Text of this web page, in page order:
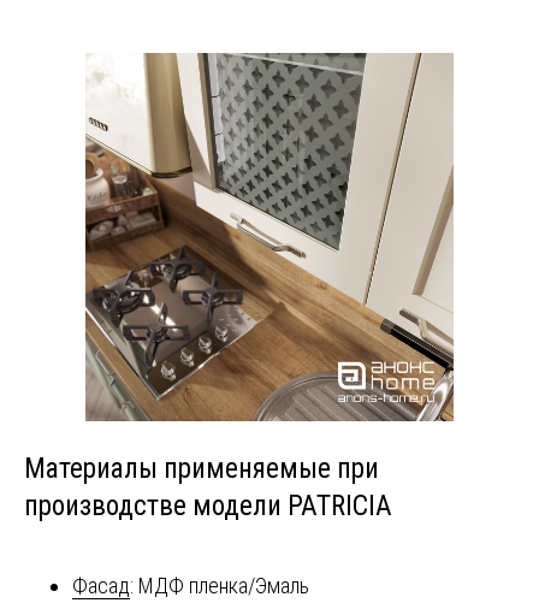
Материалы применяемые при
производстве модели PATRICIA
Фасад: МДФ пленка/Эмаль